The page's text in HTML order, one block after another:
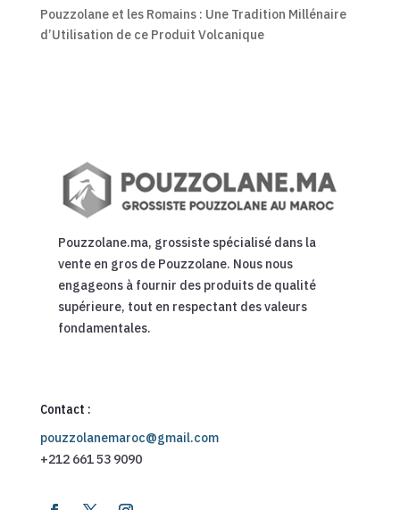
Pouzzolane et les Romains : Une Tradition Millénaire
d’Utilisation de ce Produit Volcanique
Pouzzolane.ma, grossiste spécialisé dans la
vente en gros de Pouzzolane. Nous nous
engageons à fournir des produits de qualité
supérieure, tout en respectant des valeurs
fondamentales.
Contact :
pouzzolanemaroc@gmail.com
+212 661 53 9090